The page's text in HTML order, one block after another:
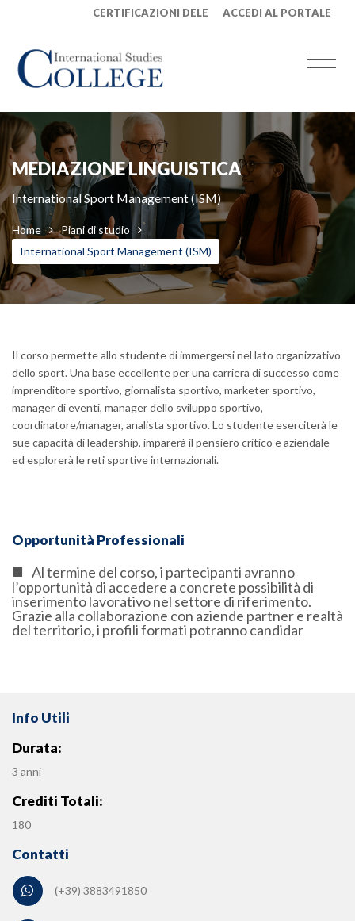
CERTIFICAZIONI DELE ACCEDI AL PORTALE
MEDIAZIONE LINGUISTICA
International Sport Management (ISM)
Home
Piani di studio
International Sport Management (ISM)
Il corso permette allo studente di immergersi nel lato organizzativo
dello sport. Una base eccellente per una carriera di successo come
imprenditore sportivo, giornalista sportivo, marketer sportivo,
manager di eventi, manager dello sviluppo sportivo,
coordinatore/manager, analista sportivo. Lo studente eserciterà le
sue capacità di leadership, imparerà il pensiero critico e aziendale
ed esplorerà le reti sportive internazionali.
Opportunità Professionali
Al termine del corso, i partecipanti avranno
l’opportunità di accedere a concrete possibilità di
inserimento lavorativo nel settore di riferimento.
Grazie alla collaborazione con aziende partner e realtà
del territorio, i profili formati potranno candidar
Info Utili
Durata:
3 anni
Crediti Totali:
180
Contatti
(+39) 3883491850